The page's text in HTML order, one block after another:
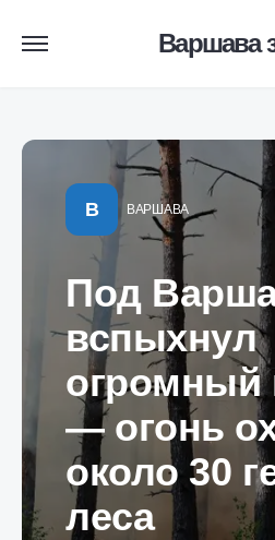
Варшава
В ВАРШАВА
Под
вспыхнул
огромный
— огонь
около 30
леса